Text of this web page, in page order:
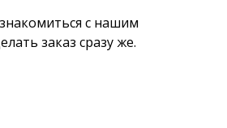
с нашим
заказ сразу же.